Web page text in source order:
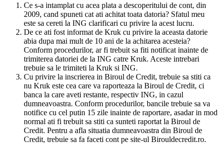
Ce s-a intamplat cu acea plata a descoperitului de cont, din
2009, cand spuneti cat ati achitat toata datoria? Sfatul meu
este sa cereti la ING clarificari cu privire la acest lucru.
De ce ati fost informat de Kruk cu privire la aceasta datorie
abia dupa mai mult de 10 ani de la achitarea acesteia?
Conform procedurilor, ar fi trebuit sa fiti notificat inainte de
trimiterea datoriei de la ING catre Kruk. Aceste intrebari
trebuie sa le trimiteti la Kruk si ING.
Cu privire la inscrierea in Biroul de Credit, trebuie sa stiti ca
nu Kruk este cea care va raporteaza la Biroul de Credit, ci
banca la care aveti restante, respectiv ING, in cazul
dumneavoastra. Conform procedurilor, bancile trebuie sa va
notifice cu cel putin 15 zile inainte de raportare, asadar in mod
normal ati fi trebuit sa stiti ca sunteti raportat la Biroul de
Credit. Pentru a afla situatia dumneavoastra din Biroul de
Credit, trebuie sa fa faceti cont pe site-ul Birouldecredit.ro.